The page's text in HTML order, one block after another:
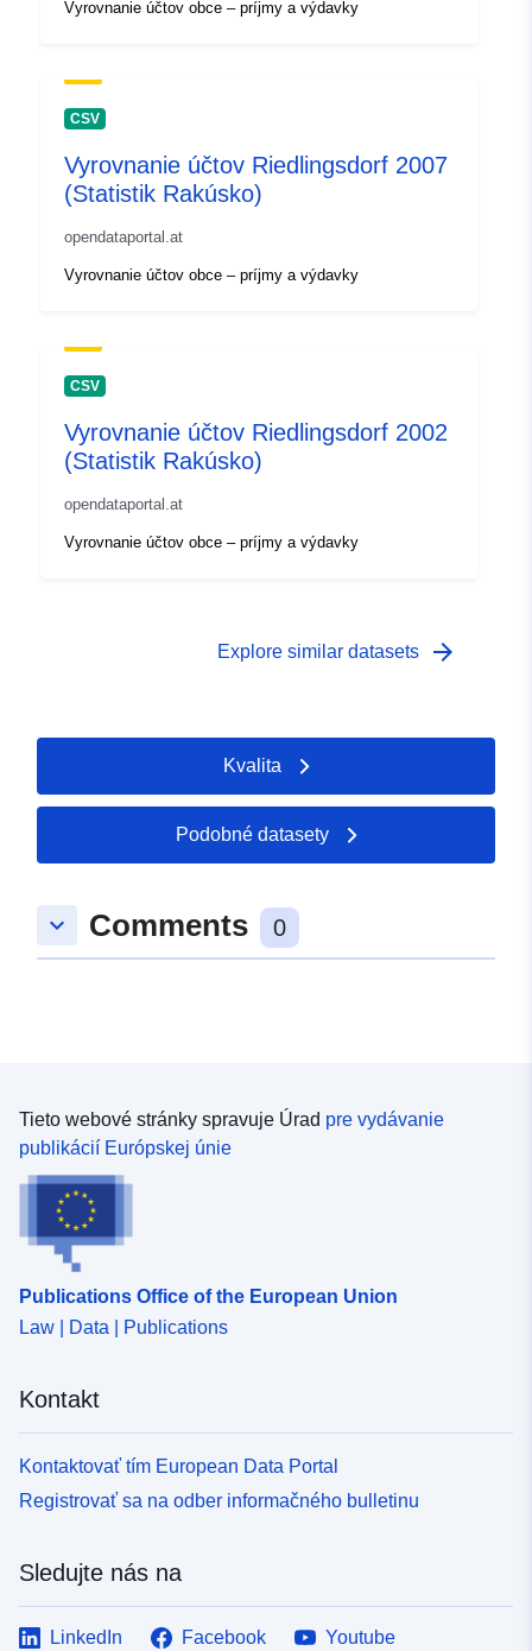
Vyrovnanie účtov obce – príjmy a výdavky
CSV
Vyrovnanie účtov Riedlingsdorf 2007
(Statistik Rakúsko)
opendataportal.at
Vyrovnanie účtov obce – príjmy a výdavky
CSV
Vyrovnanie účtov Riedlingsdorf 2002
(Statistik Rakúsko)
opendataportal.at
Vyrovnanie účtov obce – príjmy a výdavky
Explore similar datasets arrow_forward
Kvalita
Podobné datasety
keyboard_arrow_down Comments 0
Tieto webové stránky spravuje Úrad pre vydávanie
publikácií Európskej únie
Publications Office of the European Union
Law | Data | Publications
Kontakt
Kontaktovať tím European Data Portal
Registrovať sa na odber informačného bulletinu
Sledujte nás na
LinkedIn Facebook
Youtube